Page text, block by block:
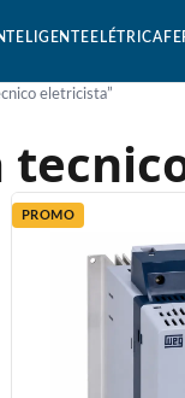
ELÉTRICA
eletricista”
PROMO